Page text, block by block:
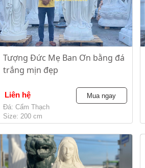
Tượng Đức Mẹ Ban Ơn bằng đá
trắng mịn đẹp
Liên hệ
Đá: Cẩm Thạch
Size: 200 cm
Mua ngay